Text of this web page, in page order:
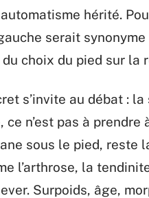
automatisme hérité.
serait
du choix du pied sur la
s’invite au débat :
n’est pas à
sous le pied, reste
l’arthrose, la
Surpoids, âge,